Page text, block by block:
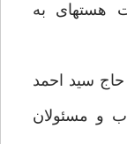
هسته‏اى به
سيد احمد
و مسئولان